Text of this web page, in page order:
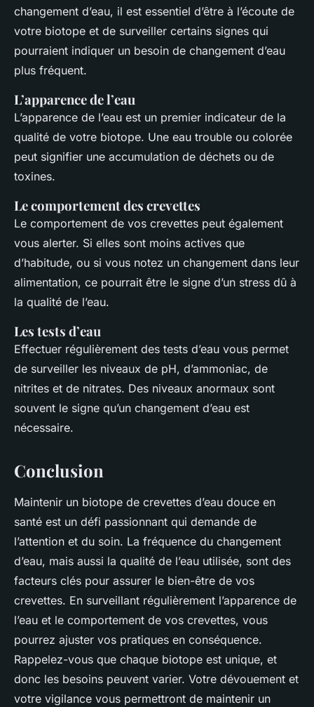
changement d’eau, il est essentiel d’être à l’écoute de
votre biotope et de surveiller certains signes qui
pourraient indiquer un besoin de changement d’eau
plus fréquent.
L’apparence de l’eau
L’apparence de l’eau est un premier indicateur de la
qualité de votre biotope. Une eau trouble ou colorée
peut signifier une accumulation de déchets ou de
toxines.
Le comportement des crevettes
Le comportement de vos crevettes peut également
vous alerter. Si elles sont moins actives que
d’habitude, ou si vous notez un changement dans leur
alimentation, ce pourrait être le signe d’un stress dû à
la qualité de l’eau.
Les tests d’eau
Effectuer régulièrement des tests d’eau vous permet
de surveiller les niveaux de pH, d’ammoniac, de
nitrites et de nitrates. Des niveaux anormaux sont
souvent le signe qu’un changement d’eau est
nécessaire.
Conclusion
Maintenir un biotope de crevettes d’eau douce en
santé est un défi passionnant qui demande de
l’attention et du soin. La fréquence du changement
d’eau, mais aussi la qualité de l’eau utilisée, sont des
facteurs clés pour assurer le bien-être de vos
crevettes. En surveillant régulièrement l’apparence de
l’eau et le comportement de vos crevettes, vous
pourrez ajuster vos pratiques en conséquence.
Rappelez-vous que chaque biotope est unique, et
donc les besoins peuvent varier. Votre dévouement et
votre vigilance vous permettront de maintenir un